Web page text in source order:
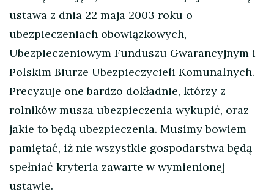
ustawa z dnia 22 maja 2003 roku o
ubezpieczeniach obowiązkowych,
Ubezpieczeniowym Funduszu Gwarancyjnym i
Polskim Biurze Ubezpieczycieli Komunalnych.
Precyzuje one bardzo dokładnie, którzy z
rolników musza ubezpieczenia wykupić, oraz
jakie to będą ubezpieczenia. Musimy bowiem
pamiętać, iż nie wszystkie gospodarstwa będą
spełniać kryteria zawarte w wymienionej
ustawie.